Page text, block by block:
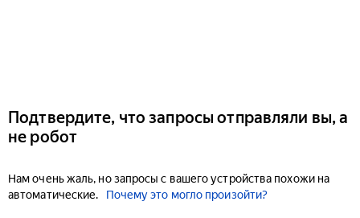
Подтвердите, что запросы отправляли вы, а
не робот
Нам очень жаль, но запросы с вашего устройства похожи на
автоматические.
Почему это могло произойти?